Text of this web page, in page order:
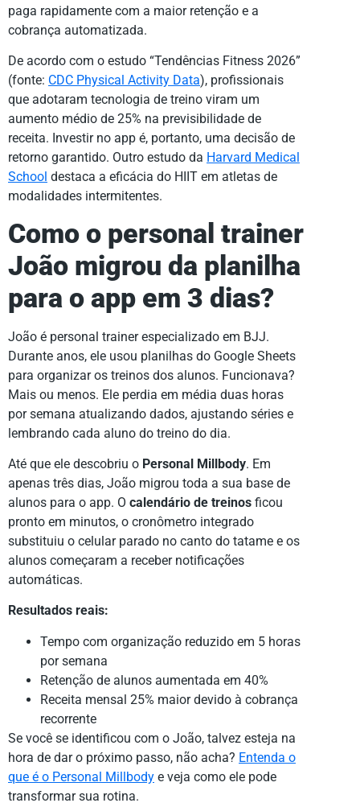
paga rapidamente com a maior retenção e a
cobrança automatizada.
De acordo com o estudo “Tendências Fitness 2026”
(fonte: CDC Physical Activity Data), profissionais
que adotaram tecnologia de treino viram um
aumento médio de 25% na previsibilidade de
receita. Investir no app é, portanto, uma decisão de
retorno garantido. Outro estudo da Harvard Medical
School destaca a eficácia do HIIT em atletas de
modalidades intermitentes.
Como o personal trainer
João migrou da planilha
para o app em 3 dias?
João é personal trainer especializado em BJJ.
Durante anos, ele usou planilhas do Google Sheets
para organizar os treinos dos alunos. Funcionava?
Mais ou menos. Ele perdia em média duas horas
por semana atualizando dados, ajustando séries e
lembrando cada aluno do treino do dia.
Até que ele descobriu o Personal Millbody. Em
apenas três dias, João migrou toda a sua base de
alunos para o app. O calendário de treinos ficou
pronto em minutos, o cronômetro integrado
substituiu o celular parado no canto do tatame e os
alunos começaram a receber notificações
automáticas.
Resultados reais:
Tempo com organização reduzido em 5 horas
por semana
Retenção de alunos aumentada em 40%
Receita mensal 25% maior devido à cobrança
recorrente
Se você se identificou com o João, talvez esteja na
hora de dar o próximo passo, não acha? Entenda o
que é o Personal Millbody e veja como ele pode
transformar sua rotina.